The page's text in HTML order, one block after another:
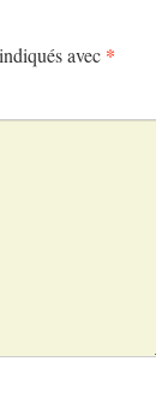
avec *